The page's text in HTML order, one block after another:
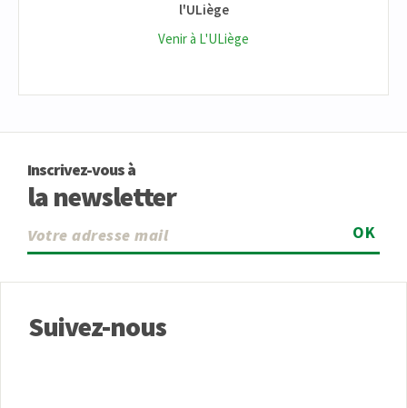
l'ULiège
Venir à L'ULiège
Inscrivez-vous à
la newsletter
OK
Suivez-nous